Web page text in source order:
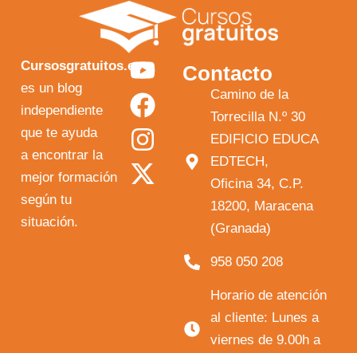
Cursosgratuitos.es
es un blog
independiente
que te ayuda
a encontrar la
mejor formación
según tu
situación.
Y
o
u
t
u
F
a
c
e
b
I
n
s
t
a
X
-
t
w
i
Contacto
Camino de la
Torrecilla N.º 30
EDIFICIO EDUCA
EDTECH,
Oficina 34, C.P.
18200, Maracena
(Granada)
958 050 208
Horario de atención
al cliente: Lunes a
viernes de 9.00h a